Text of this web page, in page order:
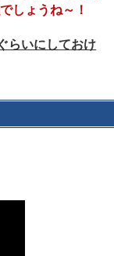
しょうね～！
らいにしておけ